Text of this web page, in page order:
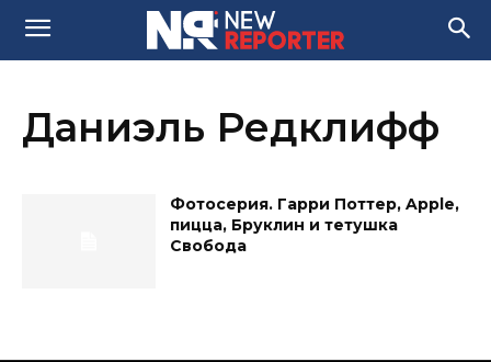
Даниэль Редклифф
Фотосерия. Гарри Поттер, Apple,
пицца, Бруклин и тетушка
Свобода